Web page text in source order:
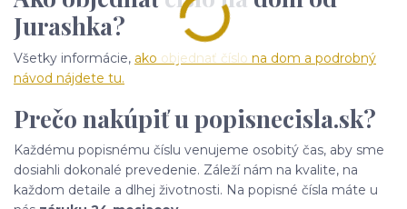
Jurashka?
Všetky informácie, ako objednať číslo na dom a podrobný
návod nájdete tu.
Prečo nakúpiť u popisnecisla.sk?
Každému popisnému číslu venujeme osobitý čas, aby sme
dosiahli dokonalé prevedenie. Záleží nám na kvalite, na
každom detaile a dlhej životnosti. Na popisné čísla máte u